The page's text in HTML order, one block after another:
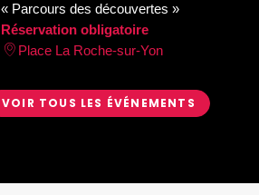
« Parcours des découvertes »
Réservation obligatoire
Place La Roche-sur-Yon
VOIR TOUS LES ÉVÉNEMENTS